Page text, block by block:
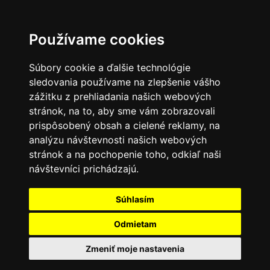
Používame cookies
Súbory cookie a ďalšie technológie
sledovania používame na zlepšenie vášho
zážitku z prehliadania našich webových
stránok, na to, aby sme vám zobrazovali
prispôsobený obsah a cielené reklamy, na
analýzu návštevnosti našich webových
stránok a na pochopenie toho, odkiaľ naši
návštevníci prichádzajú.
Súhlasím
Odmietam
Zmeniť moje nastavenia